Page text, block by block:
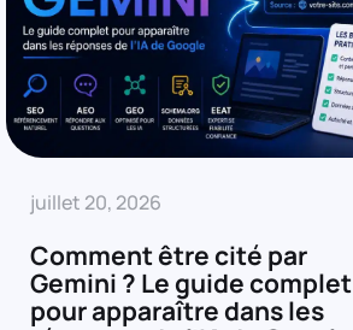
juillet 20, 2026
Comment être cité par
Gemini ? Le guide complet
pour apparaître dans les